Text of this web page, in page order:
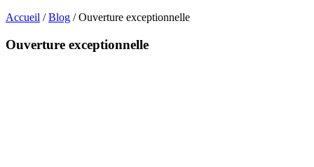
Accueil /Blog /Ouverture exceptionnelle
Ouverture exceptionnelle